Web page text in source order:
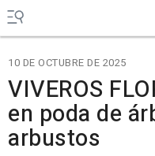
10 DE OCTUBRE DE 2025
VIVEROS
en poda de
arbustos